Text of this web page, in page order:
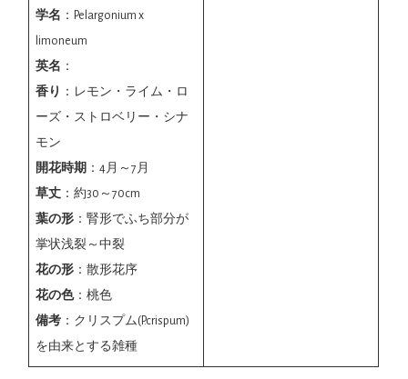
学名 ：Pelargonium x
limoneum
英名 ：
香り
：レモン・ライム・ロ
ーズ・ストロベリー・シナ
モン
開花時期 ：4月～7月
草丈 ：約30～70cm
葉の形 ：腎形でふち部分が
掌状浅裂～中裂
花の形 ：散形花序
花の色：桃色
備考 ：クリスプム(P.crispum)
を由来とする雑種